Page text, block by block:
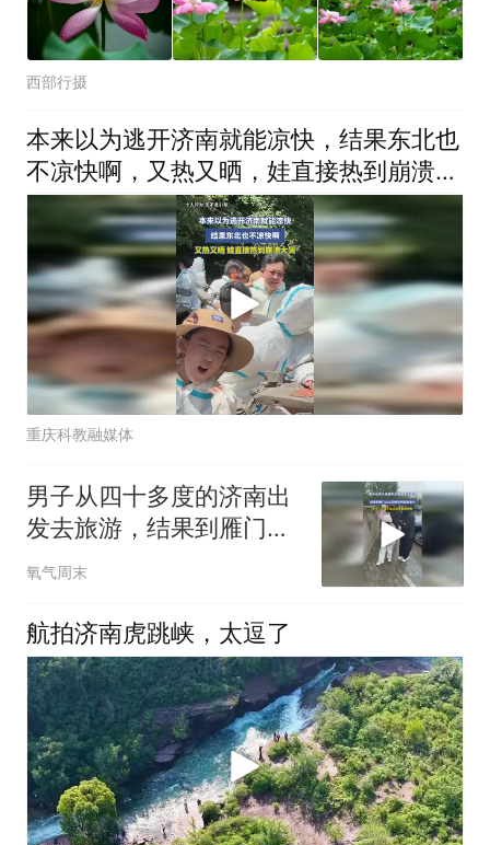
西部行摄
本来以为逃开济南就能凉快，结果东北也
不凉快啊，又热又晒，娃直接热到崩溃大
哭
重庆科教融媒体
男子从四十多度的济南出
发去旅游，结果到雁门山
山顶被冻得瑟瑟发抖，男
爽啊
氧气周末
航拍济南虎跳峡，太逗了